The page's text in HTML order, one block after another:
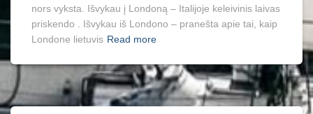
nors vyksta. Išvykau į Londoną – Italijoje keleivinis laivas
priskendo . Išvykau iš Londono – pranešta apie tai, kaip
Londone lietuvis Read more